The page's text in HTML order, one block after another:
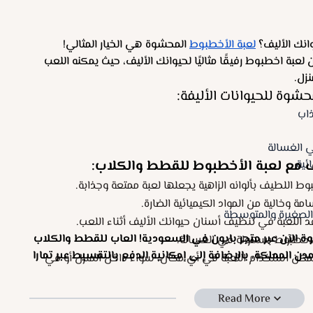
الأليف؟لعبة الأخطبوطالمحشوة هي الخيار المثالي!
اخطبوط رفيقًا مثاليًا لحيوانك الأليف، حيث يمكنه اللعب
للحيوانات الأليفة:
الغسالة
والمتوسطة
مع لعبة الأخطبوط للقطط والكلاب:
اللطيف بألوانه الزاهية يجعلها لعبة ممتعة وجذابة.
وخالية من المواد الكيميائية الضارة.
اللعبة في تنظيف أسنان حيوانك الأليف أثناء اللعب.
بسهولة في الغسالة.
استخدام اللعبة في أي مكان، سواء داخل المنزل أو في
عبر متجر بابون في السعودية! العاب للقطط والكلاب
بالإضافة إلى إمكانية الدفع بالتقسيط عبر تمارا